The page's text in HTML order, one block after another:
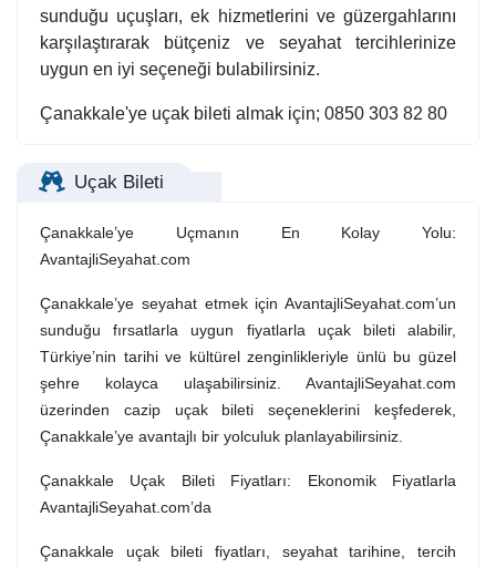
sunduğu uçuşları, ek hizmetlerini ve güzergahlarını
karşılaştırarak bütçeniz ve seyahat tercihlerinize
uygun en iyi seçeneği bulabilirsiniz.
Çanakkale'ye uçak bileti almak için; 0850 303 82 80
Uçak Bileti
Çanakkale’ye Uçmanın En Kolay Yolu:
AvantajliSeyahat.com
Çanakkale’ye seyahat etmek için AvantajliSeyahat.com’un
sunduğu fırsatlarla uygun fiyatlarla uçak bileti alabilir,
Türkiye’nin tarihi ve kültürel zenginlikleriyle ünlü bu güzel
şehre kolayca ulaşabilirsiniz. AvantajliSeyahat.com
üzerinden cazip uçak bileti seçeneklerini keşfederek,
Çanakkale’ye avantajlı bir yolculuk planlayabilirsiniz.
Çanakkale Uçak Bileti Fiyatları: Ekonomik Fiyatlarla
AvantajliSeyahat.com’da
Çanakkale uçak bileti fiyatları, seyahat tarihine, tercih